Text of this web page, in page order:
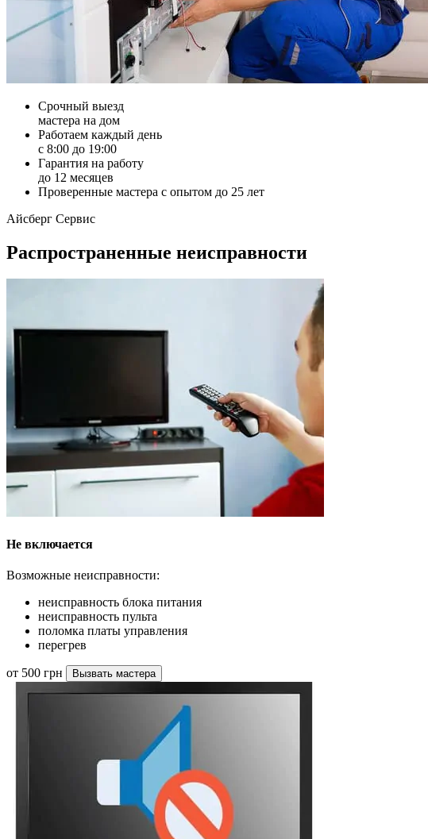
Срочный выезд
мастера на дом
Работаем каждый день
с 8:00 до 19:00
Гарантия на работу
до 12 месяцев
Проверенные мастера с опытом до 25 лет
Айсберг Сервис
Распространенные неисправности
Не включается
Возможные неисправности:
неисправность блока питания
неисправность пульта
поломка платы управления
перегрев
от 500 грн Вызвать мастера